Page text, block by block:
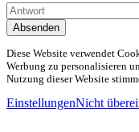
Absenden
Diese Website verwendet
Werbung zu personalisieren
Nutzung dieser Website
EinstellungenNicht